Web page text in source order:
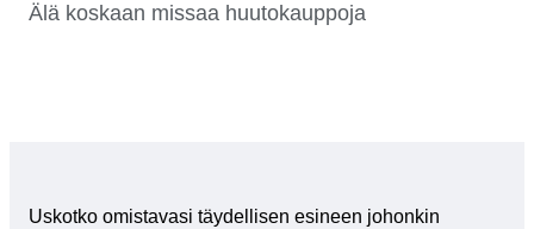
Älä koskaan missaa huutokauppoja
Uskotko omistavasi täydellisen esineen johonkin